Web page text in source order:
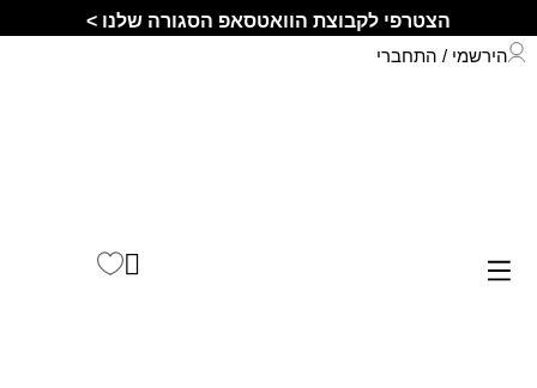
הצטרפי לקבוצת הוואטסאפ הסגורה שלנו >
הירשמי / התחברי